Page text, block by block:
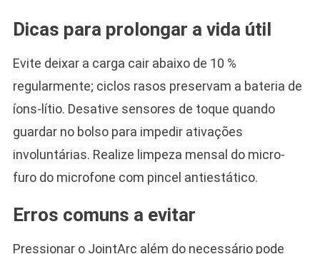
Dicas para prolongar a vida útil
Evite deixar a carga cair abaixo de 10 %
regularmente; ciclos rasos preservam a bateria de
íons-lítio. Desative sensores de toque quando
guardar no bolso para impedir ativações
involuntárias. Realize limpeza mensal do micro-
furo do microfone com pincel antiestático.
Erros comuns a evitar
Pressionar o JointArc além do necessário pode